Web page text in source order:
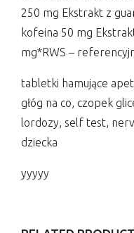
250 mg Ekstrakt z
kofeina 50 mg
mg*RWS –
tabletki hamujące
głóg na co, czopek
lordozy, self test,
dziecka
yyyyy